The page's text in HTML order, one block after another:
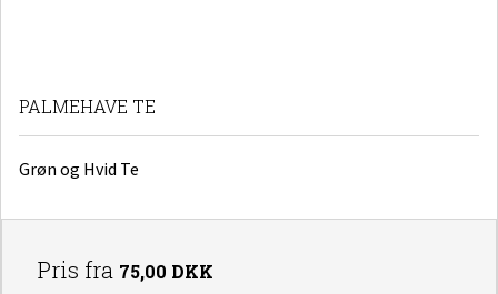
PALMEHAVE TE
Grøn og Hvid Te
Pris fra 75,00 DKK